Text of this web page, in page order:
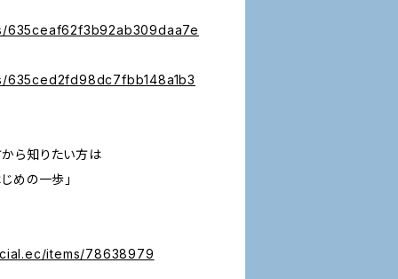
635ceaf62f3b92ab309daa7e
ら知りたい方は
めの一歩」
items/78638979